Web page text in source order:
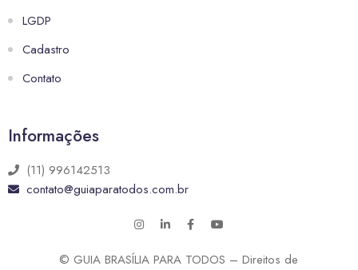
LGDP
Cadastro
Contato
Informações
(11) 996142513
contato@guiaparatodos.com.br
© GUIA BRASÍLIA PARA TODOS – Direitos de